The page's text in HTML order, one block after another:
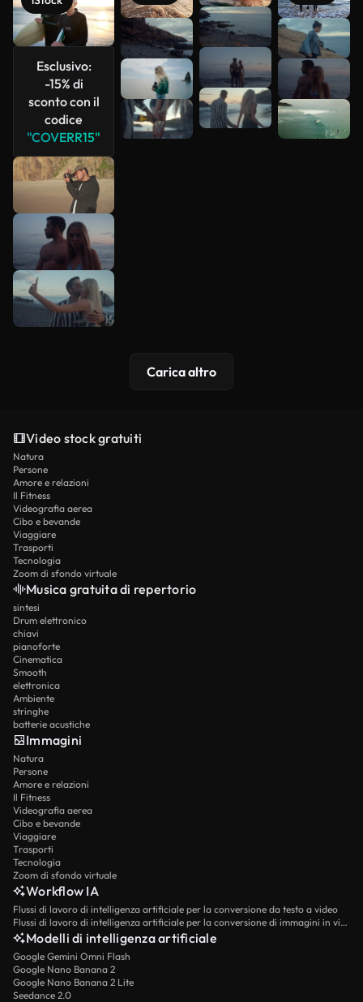
Esclusivo:
-15% di
sconto con il
codice
"COVERR15"
Scopri di
più
Carica altro
Video stock gratuiti
Natura
Persone
Amore e relazioni
Il Fitness
Videografia aerea
Cibo e bevande
Viaggiare
Trasporti
Tecnologia
Zoom di sfondo virtuale
Musica gratuita di repertorio
sintesi
Drum elettronico
chiavi
pianoforte
Cinematica
Smooth
elettronica
Ambiente
stringhe
batterie acustiche
Immagini
Natura
Persone
Amore e relazioni
Il Fitness
Videografia aerea
Cibo e bevande
Viaggiare
Trasporti
Tecnologia
Zoom di sfondo virtuale
Workflow IA
Flussi di lavoro di intelligenza artificiale per la conversione da testo a video
Flussi di lavoro di intelligenza artificiale per la conversione di immagini in video
Modelli di intelligenza artificiale
Google Gemini Omni Flash
Google Nano Banana 2
Google Nano Banana 2 Lite
Seedance 2.0